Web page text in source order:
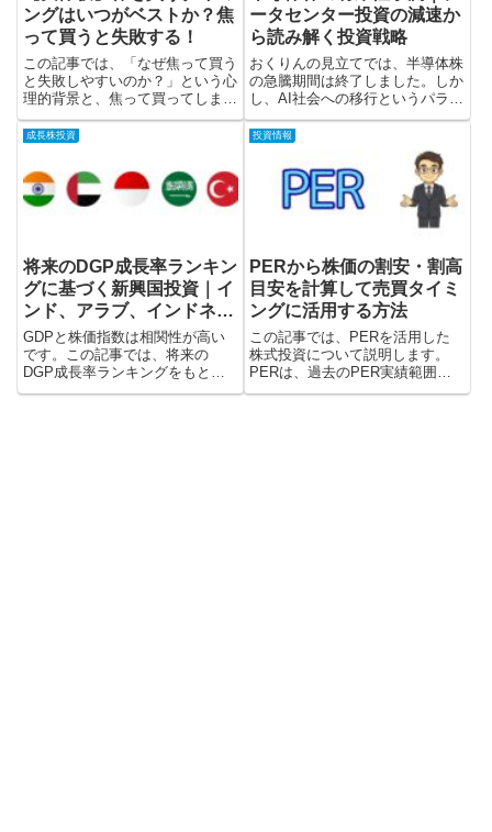
ングはいつがベストか？焦
って買うと失敗する！
この記事では、「なぜ焦って買う
と失敗しやすいのか？」という心
理的背景と、焦って買ってしまっ
た、おくりんの失敗事例と、おく
りんが買い急ぎを防ぐために実践
介します。
ータセンター投資の減速か
ら読み解く投資戦略
おくりんの見立てでは、半導体株
の急騰期間は終了しました。しか
し、AI社会への移行というパラダ
イムシフトが終わったわけではあ
りません。これからは、データセ
ンターのボトルネックを解消する
株が注目されるでしょう。
成長株投資
将来のDGP成長率ランキン
グに基づく新興国投資｜イ
ンド、アラブ、インドネシ
ア
GDPと株価指数は相関性が⾼い
です。この記事では、将来の
DGP成長率ランキングをもと
に、次の新興国投資の本命を推測
投資情報
PERから株価の割安・割高
目安を計算して売買タイミ
ングに活用する方法
この記事では、PERを活用した
株式投資について説明します。
PERは、過去のPER実績範囲を
もとに現在の株価が割安かどうか